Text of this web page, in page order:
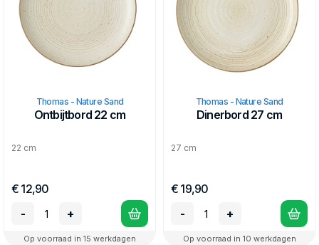
Thomas - Nature Sand
Ontbijtbord 22 cm
22 cm
€ 12,90
-
+
Op voorraad in 15 werkdagen
Thomas - Nature Sand
Dinerbord 27 cm
27 cm
€ 19,90
-
+
Op voorraad in 10 werkdagen